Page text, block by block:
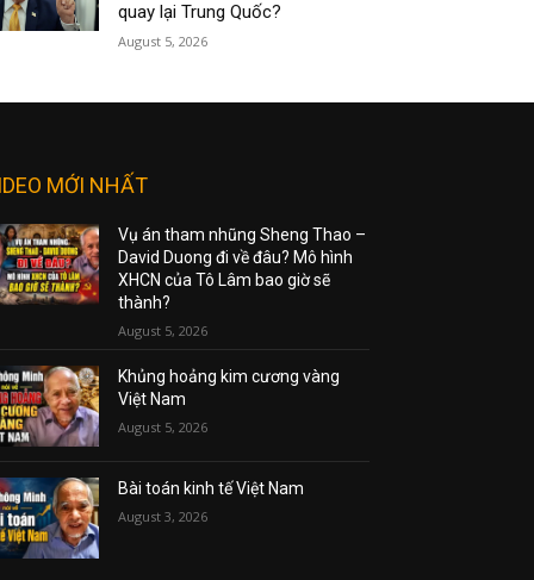
quay lại Trung Quốc?
August 5, 2026
MỚI NHẤT
Vụ án tham nhũng Sheng Thao –
David Duong đi về đâu? Mô hình
XHCN của Tô Lâm bao giờ sẽ
thành?
August 5, 2026
Khủng hoảng kim cương vàng
Việt Nam
August 5, 2026
Bài toán kinh tế Việt Nam
August 3, 2026